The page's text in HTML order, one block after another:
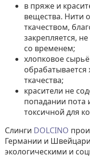
в пряже и
вещества. Нити
ткачеством,
закрепляется,
со временем;
хлопковое
ткачества;
красители не
попадании пота
токсичной для
Слинги DOLCINO
Германии и
экологическими и